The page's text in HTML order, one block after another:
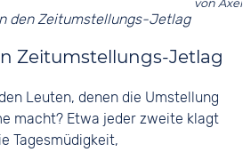
von Äxel
Zeitumstellungs-Jetlag
Leuten, denen die Umstellung
macht? Etwa jeder zweite klagt
Tagesmüdigkeit,